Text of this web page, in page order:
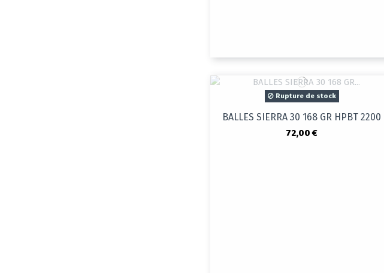
Rupture de stock
BALLES SIERRA 30 168 GR HPBT 2200
72,00 €